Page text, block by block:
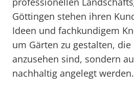
Göttingen stehen ihren
Ideen und fachkundigem
um Gärten zu gestalten,
anzusehen sind, sondern
nachhaltig angelegt werden.